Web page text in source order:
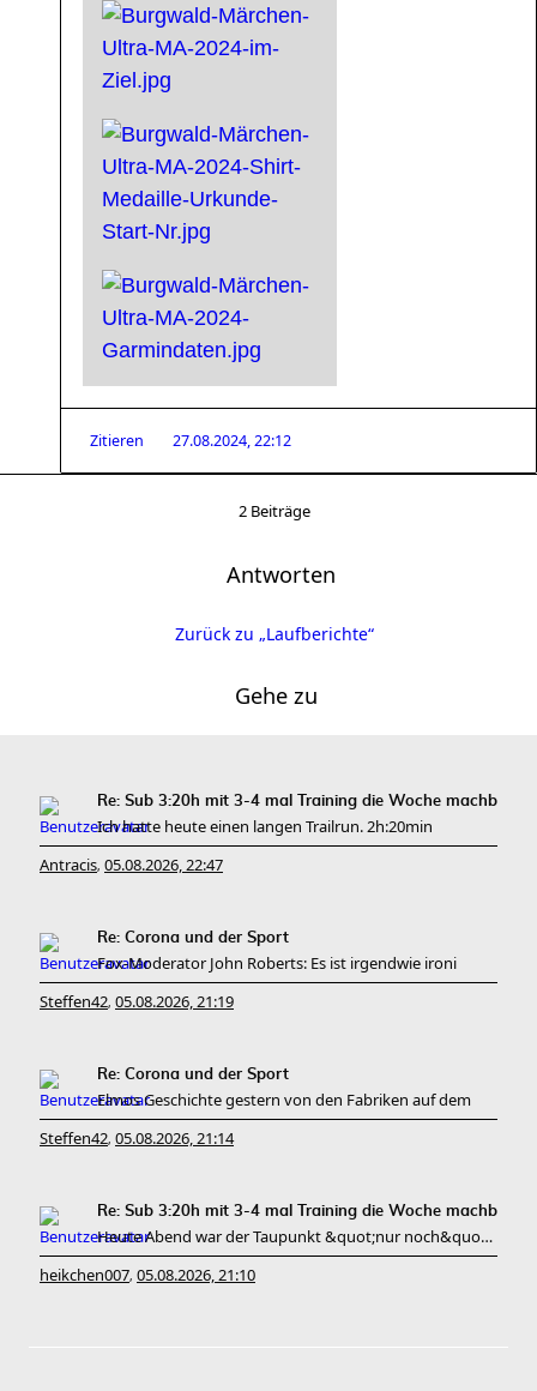
Zitieren 27.08.2024, 22:12
2 Beiträge
Antworten
Zurück zu „Laufberichte“
Gehe zu
Re: Sub 3:20h mit 3-4 mal Training die Woche machb
Ich hatte heute einen langen Trailrun. 2h:20min
Antracis, 05.08.2026, 22:47
Re: Corona und der Sport
Fox-Moderator John Roberts: Es ist irgendwie ironi
Steffen42, 05.08.2026, 21:19
Re: Corona und der Sport
Elmos Geschichte gestern von den Fabriken auf dem
Steffen42, 05.08.2026, 21:14
Re: Sub 3:20h mit 3-4 mal Training die Woche machb
Heute Abend war der Taupunkt &quot;nur noch&quot; bei 20
heikchen007, 05.08.2026, 21:10